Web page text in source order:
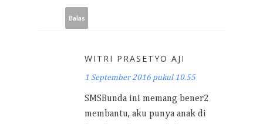
Balas
WITRI PRASETYO AJI
1 September 2016 pukul 10.55
SMSBunda ini memang bener2
membantu, aku punya anak di